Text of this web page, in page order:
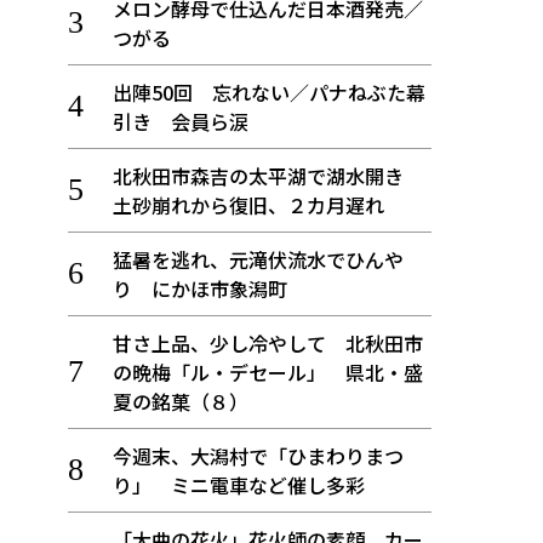
メロン酵母で仕込んだ日本酒発売／
つがる
出陣50回 忘れない／パナねぶた幕
引き 会員ら涙
北秋田市森吉の太平湖で湖水開き
土砂崩れから復旧、２カ月遅れ
猛暑を逃れ、元滝伏流水でひんや
り にかほ市象潟町
甘さ上品、少し冷やして 北秋田市
の晩梅「ル・デセール」 県北・盛
夏の銘菓（８）
今週末、大潟村で「ひまわりまつ
り」 ミニ電車など催し多彩